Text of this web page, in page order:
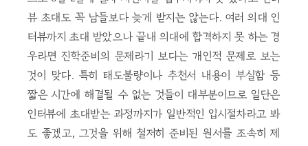
뷰 초대도 꼭 남들보다 늦게 받지는 않는다. 여러 의대 인
터뷰까지 초대 받았으나 끝내 의대에 합격하지 못 하는 경
우라면 진학준비의 문제라기 보다는 개인적 문제로 보는
것이 맞다. 특히 태도불량이나 추천서 내용이 부실함 등
짧은 시간에 해결될 수 없는 것들이 대부분이므로 일단은
인터뷰에 초대받는 과정까지가 일반적인 입시절차라고 봐
도 좋겠고, 그것을 위해 철저히 준비된 원서를 조속히 제